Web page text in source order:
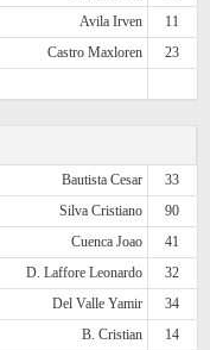
Avila Irven
11
Castro Maxloren
23
Bautista Cesar
33
Silva Cristiano
90
Cuenca Joao
41
D. Laffore Leonardo
32
Del Valle Yamir
34
B. Cristian
14